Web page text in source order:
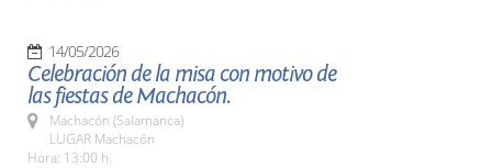
14/05/2026
Celebración de la misa con motivo de
las fiestas de Machacón.
Machacón (Salamanca)
LUGAR Machacón
Hora: 13:00 h.